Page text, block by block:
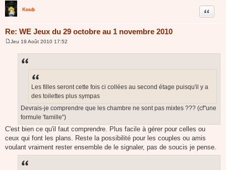
Koub
Re: WE Jeux du 29 octobre au 1 novembre 2010
Citer
Jeu 19 Août 2010 17:52
Les filles seront cette fois ci collées au second étage puisqu'il y a
des toilettes plus sympas
Devrais-je comprendre que les chambre ne sont pas mixtes ??? (cf"une
formule 'famille")
C'est bien ce qu'il faut comprendre. Plus facile à gérer pour celles ou
ceux qui font les plans. Reste la possibilité pour les couples ou amis
voulant vraiment rester ensemble de le signaler, pas de soucis je pense.